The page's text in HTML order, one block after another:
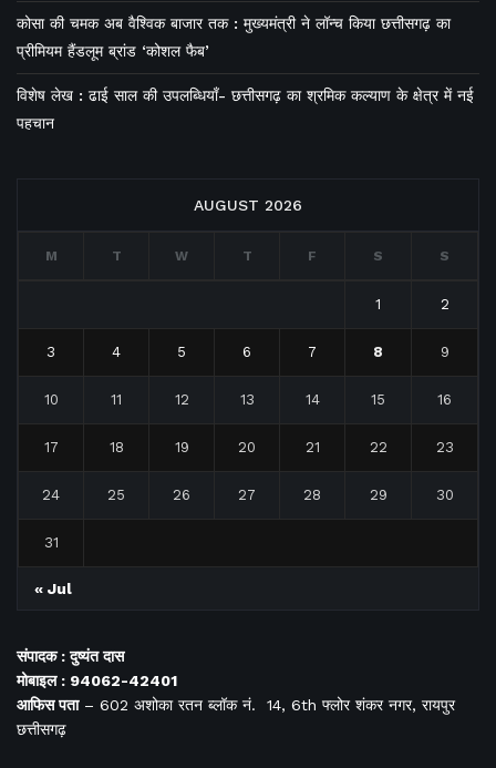
कोसा की चमक अब वैश्विक बाजार तक : मुख्यमंत्री ने लॉन्च किया छत्तीसगढ़ का
प्रीमियम हैंडलूम ब्रांड ‘कोशल फैब’
विशेष लेख : ढाई साल की उपलब्धियाँ- छत्तीसगढ़ का श्रमिक कल्याण के क्षेत्र में नई
पहचान
AUGUST 2026
M T W T F S S
1 2
3 4 5 6 7 8 9
10 11 12 13 14 15 16
17 18 19 20 21 22 23
24 25 26 27 28 29 30
31
« Jul
संपादक : दुष्यंत दास
मोबाइल : 94062-42401
आफिसपता– 602 अशोका रतन ब्लॉक नं. 14, 6th फ्लोर शंकर नगर, रायपुर
छत्तीसगढ़